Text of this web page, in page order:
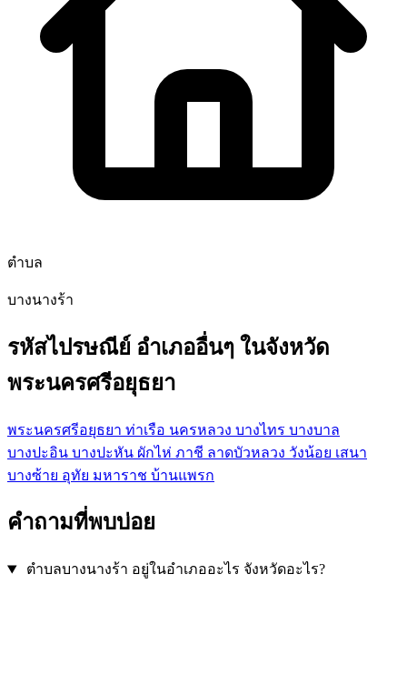
ตำบล
บางนางร้า
รหัสไปรษณีย์ อำเภออื่นๆ ในจังหวัด
พระนครศรีอยุธยา
พระนครศรีอยุธยา ท่าเรือ นครหลวง บางไทร บางบาล
บางปะอิน บางปะหัน ผักไห่ ภาชี ลาดบัวหลวง วังน้อย เสนา
บางซ้าย อุทัย มหาราช บ้านแพรก
คำถามที่พบบ่อย
ตำบลบางนางร้า อยู่ในอำเภออะไร จังหวัดอะไร?